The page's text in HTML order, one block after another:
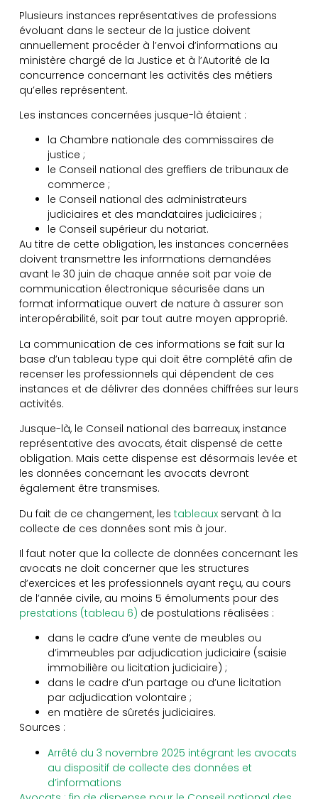
Plusieurs instances représentatives de professions
évoluant dans le secteur de la justice doivent
annuellement procéder à l’envoi d’informations au
ministère chargé de la Justice et à l’Autorité de la
concurrence concernant les activités des métiers
qu’elles représentent.
Les instances concernées jusque-là étaient :
la Chambre nationale des commissaires de
justice ;
le Conseil national des greffiers de tribunaux de
commerce ;
le Conseil national des administrateurs
judiciaires et des mandataires judiciaires ;
le Conseil supérieur du notariat.
Au titre de cette obligation, les instances concernées
doivent transmettre les informations demandées
avant le 30 juin de chaque année soit par voie de
communication électronique sécurisée dans un
format informatique ouvert de nature à assurer son
interopérabilité, soit par tout autre moyen approprié.
La communication de ces informations se fait sur la
base d’un tableau type qui doit être complété afin de
recenser les professionnels qui dépendent de ces
instances et de délivrer des données chiffrées sur leurs
activités.
Jusque-là, le Conseil national des barreaux, instance
représentative des avocats, était dispensé de cette
obligation. Mais cette dispense est désormais levée et
les données concernant les avocats devront
également être transmises.
Du fait de ce changement, les tableauxservant à la
collecte de ces données sont mis à jour.
Il faut noter que la collecte de données concernant les
avocats ne doit concerner que les structures
d’exercices et les professionnels ayant reçu, au cours
de l’année civile, au moins 5 émoluments pour des
prestations (tableau 6) de postulations réalisées :
dans le cadre d’une vente de meubles ou
d’immeubles par adjudication judiciaire (saisie
immobilière ou licitation judiciaire) ;
dans le cadre d’un partage ou d’une licitation
par adjudication volontaire ;
en matière de sûretés judiciaires.
Sources :
Arrêté du 3 novembre 2025 intégrant les avocats
au dispositif de collecte des données et
d’informations